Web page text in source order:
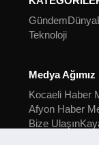
GündemDünya
Teknoloji
Medya Ağımız
Kocaeli Haber
Afyon Haber
Bize Ulaşın